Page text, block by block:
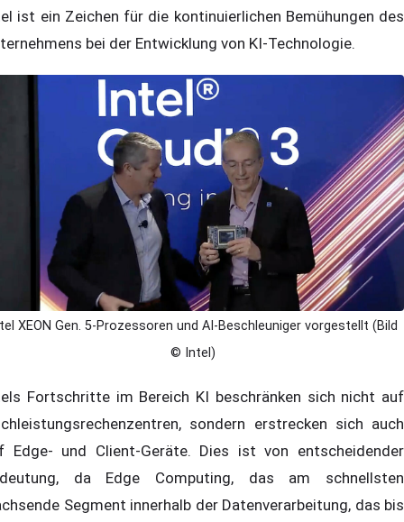
ist ein Zeichen für die kontinuierlichen Bemühungen des
bei der Entwicklung von KI-Technologie.
XEON Gen. 5-Prozessoren und AI-Beschleuniger vorgestellt (Bild
© Intel)
Fortschritte im Bereich KI beschränken sich nicht auf
sondern erstrecken sich auch
Edge- und Client-Geräte. Dies ist von entscheidender
da Edge Computing, das am schnellsten
Segment innerhalb der Datenverarbeitung, das bis